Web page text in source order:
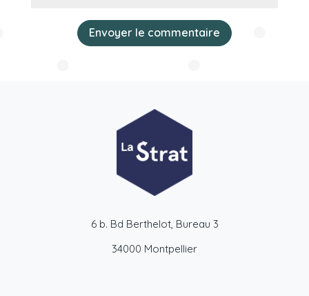
Envoyer le commentaire
6 b. Bd Berthelot, Bureau 3
34000 Montpellier